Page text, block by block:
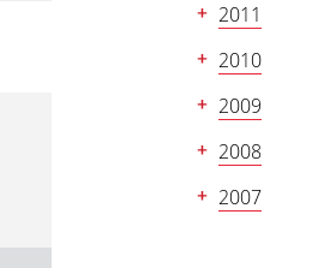
2011
2010
2009
2008
2007